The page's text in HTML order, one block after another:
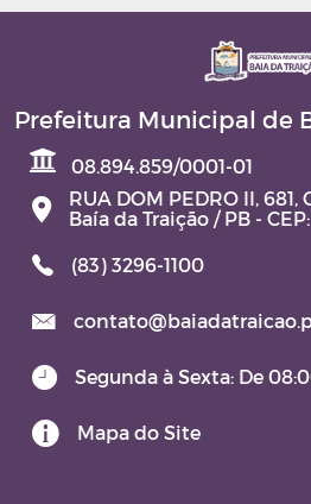
Prefeitura Municipal de
08.894.859/0001-01
RUA DOM PEDRO II, 681,
Baía da Traição / PB -
(83) 3296-1100
Segunda à Sexta: De
Mapa do Site